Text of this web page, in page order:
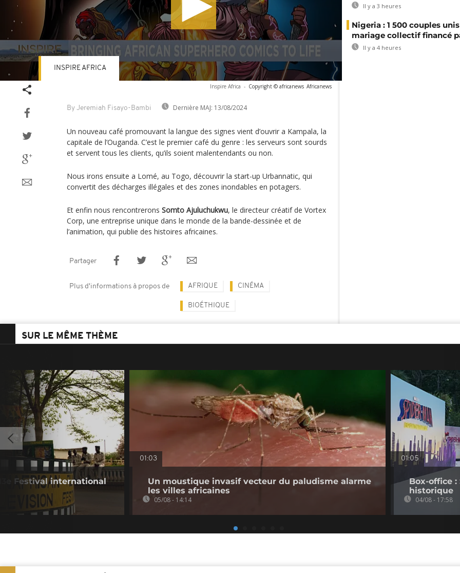
Inspire Africa - Copyright © africanews Africanews
By Jeremiah Fisayo-Bambi Dernière MAJ: 13/08/2024
INSPIRE AFRICA
Un nouveau café promouvant la langue des signes vient d’ouvrir a Kampala, la
capitale de l’Ouganda. C’est le premier café du genre : les serveurs sont sourds
et servent tous les clients, qu’ils soient malentendants ou non.
Nous irons ensuite a Lomé, au Togo, découvrir la start-up Urbannatic, qui
convertit des décharges illégales et des zones inondables en potagers.
Et enfin nous rencontrerons Somto Ajuluchukwu, le directeur créatif de Vortex
Corp, une entreprise unique dans le monde de la bande-dessinée et de
l’animation, qui publie des histoires africaines.
Partager
Plus d'informations à propos de AFRIQUE CINÉMA
BIOÉTHIQUE
Il y a 3 heures
Nigeria : 1 500 couples
mariage collectif financé
Il y a 4 heures
SUR LE MÊME THÈME
Festival international
01:03
Un moustique invasif vecteur du paludisme alarme
les villes africaines
05/08 - 14:14
01:05
Box-office :
historique
04/08 - 17:58